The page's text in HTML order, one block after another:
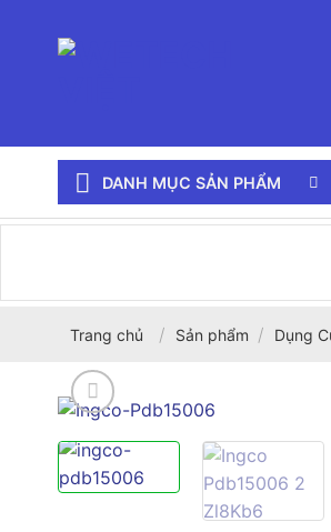
DANH MỤC SẢN PHẨM
Trang chủ / Sản phẩm / Dụng